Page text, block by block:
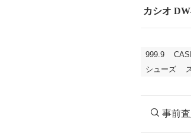
カシオ
999.9
シューズ
事前